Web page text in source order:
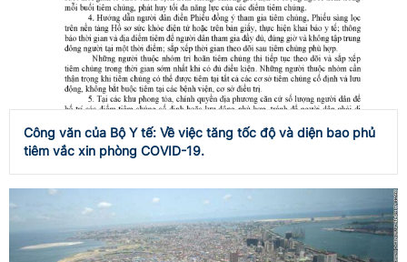
Công văn của Bộ Y tế: Về việc tăng tốc độ và diện bao phủ
tiêm vắc xin phòng COVID-19.